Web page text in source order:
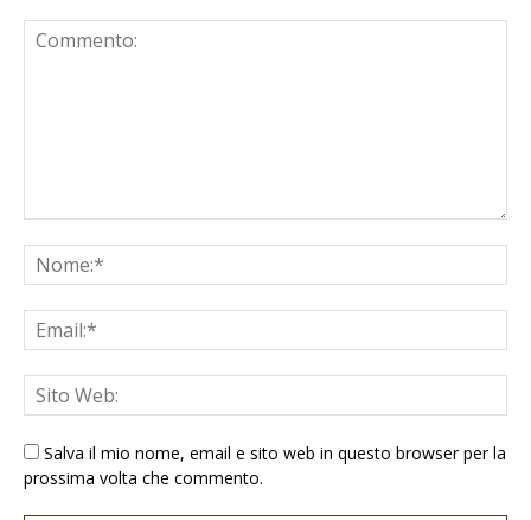
Salva il mio nome, email e sito web in questo browser per la
prossima volta che commento.